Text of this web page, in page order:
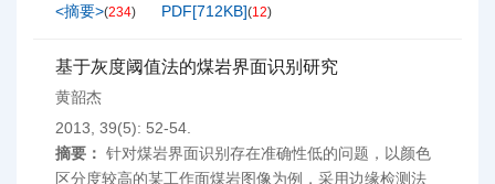
<摘要>(234) PDF[712KB](12)
基于灰度阈值法的煤岩界面识别研究
黄韶杰
2013, 39(5): 52-54.
摘要： 针对煤岩界面识别存在准确性低的问题，以颜色
区分度较高的某工作面煤岩图像为例，采用边缘检测法